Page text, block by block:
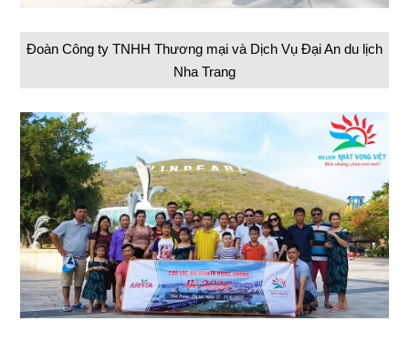
Đoàn Công ty TNHH Thương mại và Dịch Vụ Đại An du lịch
Nha Trang